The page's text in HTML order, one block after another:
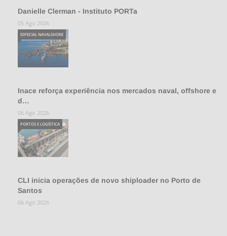
Danielle Clerman - Instituto PORTa
05 Ago 2026
Inace reforça experiência nos mercados naval, offshore e
d…
ESPECIAL NAVALSHORE
06 Ago 2026
CLI inicia operações de novo shiploader no Porto de
Santos
PORTOS E LOGÍSTICA
06 Ago 2026